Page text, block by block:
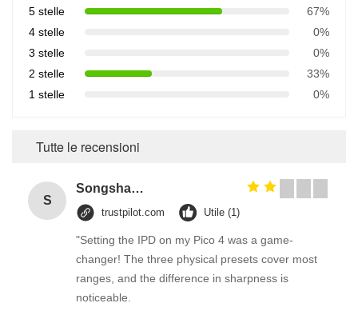
5 stelle
67%
4 stelle
0%
3 stelle
0%
2 stelle
33%
1 stelle
0%
Tutte le recensioni
S
Songshang
trustpilot.com Utile (1)
"Setting the IPD on my Pico 4 was a game-
changer! The three physical presets cover most
ranges, and the difference in sharpness is
noticeable.